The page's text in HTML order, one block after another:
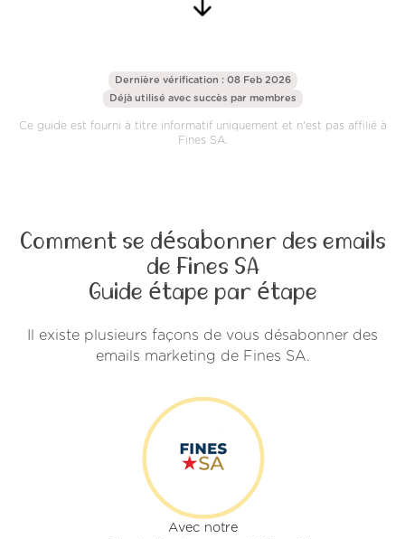
Dernière vérification : 08 Feb 2026
Déjà utilisé avec succès par membres
Ce guide est fourni à titre informatif uniquement et n'est pas affilié à
Fines SA.
Comment se désabonner des emails
de Fines SA
Guide étape par étape
Il existe plusieurs façons de vous désabonner des
emails marketing de Fines SA.
Avec notre